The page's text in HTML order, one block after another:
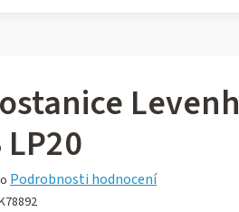
LP20
Podrobnosti hodnocení